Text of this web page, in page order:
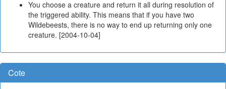
You choose a creature and return it all during resolution of
the triggered ability. This means that if you have two
Wildebeests, there is no way to end up returning only one
creature. [2004-10-04]
Cote